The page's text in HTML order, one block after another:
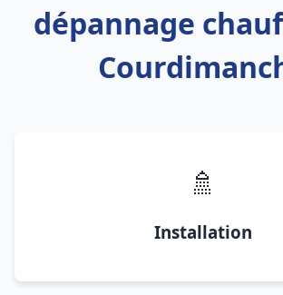
dépannage
🚿
Installation